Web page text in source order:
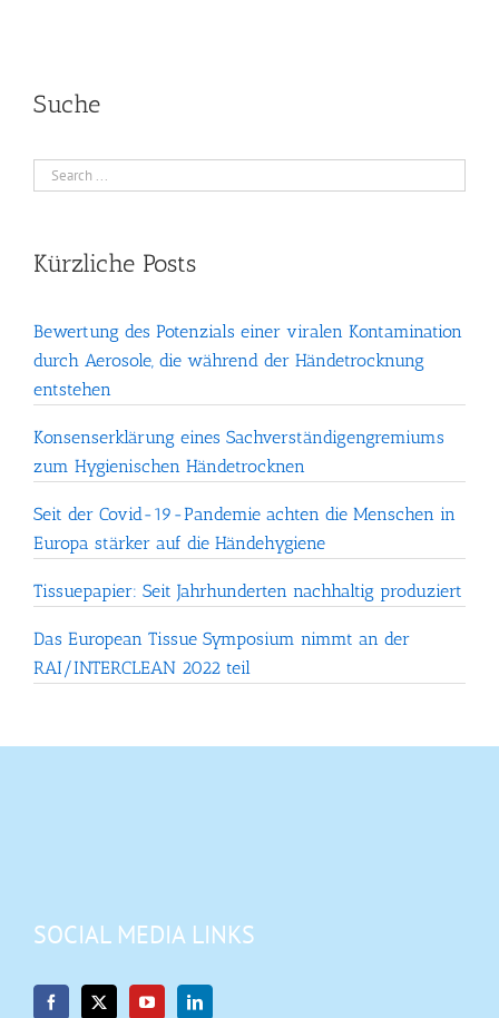
Suche
Kürzliche Posts
Bewertung des Potenzials einer viralen Kontamination
durch Aerosole, die während der Händetrocknung
entstehen
Konsenserklärung eines Sachverständigengremiums
zum Hygienischen Händetrocknen
Seit der Covid-19-Pandemie achten die Menschen in
Europa stärker auf die Händehygiene
Tissuepapier: Seit Jahrhunderten nachhaltig produziert
Das European Tissue Symposium nimmt an der
RAI/INTERCLEAN 2022 teil
SOCIAL MEDIA LINKS